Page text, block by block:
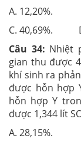
A. 12,20%.
C. 40,69%.
Câu 34: Nhiệt
gian thu được
khí sinh ra
được hỗn hợp
hỗn hợp Y
được 1,344 lít
A. 28,15%.